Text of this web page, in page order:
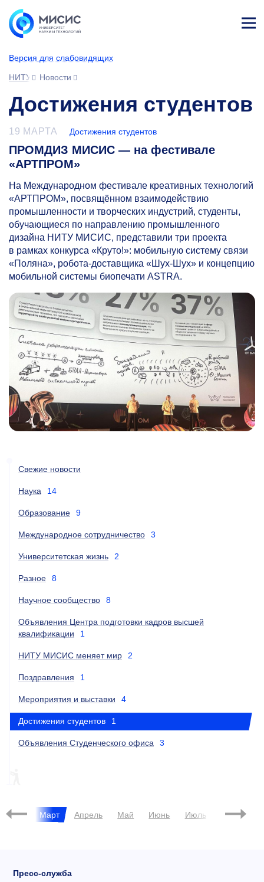
Версия для слабовидящих
НИТУ МИСИС
Новости
Достижения студентов
19 МАРТА Достижения студентов
ПРОМДИЗ МИСИС — на фестивале
«АРТПРОМ»
На Международном фестивале креативных технологий
«АРТПРОМ», посвящённом взаимодействию
промышленности и творческих индустрий, студенты,
обучающиеся по направлению промышленного
дизайна НИТУ МИСИС, представили три проекта
в рамках конкурса «Круто!»: мобильную систему связи
«Поляна», робота-доставщика «Шух-Шух» и концепцию
мобильной системы биопечати ASTRA.
Свежие новости
Наука 14
Образование 9
Международное сотрудничество 3
Университетская жизнь 2
Разное 8
Научное сообщество 8
Объявления Центра подготовки кадров высшей
квалификации
1
НИТУ МИСИС меняет мир 2
Поздравления 1
Мероприятия и выставки 4
Достижения студентов 1
Объявления Студенческого офиса 3
Март Апрель Май Июнь Июль Август
Пресс-служба